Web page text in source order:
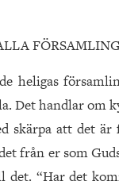
heligas
Det handlar om
skärpa att det
från er som
det. “Har det